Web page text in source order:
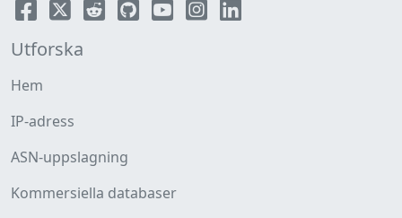
Utforska
Hem
IP-adress
ASN-uppslagning
Kommersiella databaser